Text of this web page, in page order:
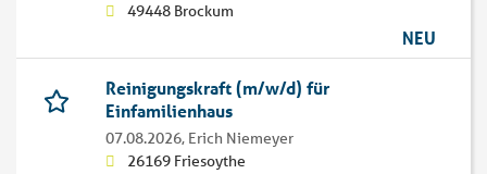
49448 Brockum
NEU
Reinigungskraft (m/w/d) für
Einfamilienhaus
07.08.2026, Erich Niemeyer
26169 Friesoythe